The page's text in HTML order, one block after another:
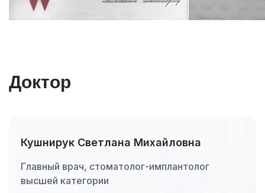
Доктор
Кушнирук Светлана Михайловна
Главный врач, стоматолог-имплантолог
высшей категории